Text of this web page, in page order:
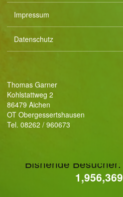
Impressum
Datenschutz
Thomas Garner
Kohlstattweg 2
86479 Aichen
OT Obergessertshausen
Tel. 08262 / 960673
Bisherige Besucher:
1,956,369